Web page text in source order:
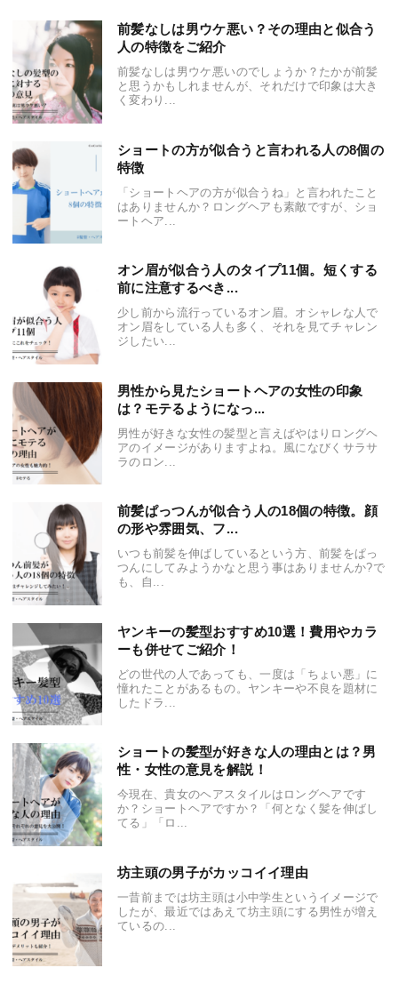
前髪なしは男ウケ悪い？その理由と似合う
人の特徴をご紹介
前髪なしは男ウケ悪いのでしょうか？たかが前髪
と思うかもしれませんが、それだけで印象は大き
く変わり...
ショートの方が似合うと言われる人の8個の
特徴
「ショートヘアの方が似合うね」と言われたこと
はありませんか？ロングヘアも素敵ですが、ショ
ートヘア...
オン眉が似合う人のタイプ11個。短くする
前に注意するべき...
少し前から流行っているオン眉。オシャレな人で
オン眉をしている人も多く、それを見てチャレン
ジしたい...
男性から見たショートヘアの女性の印象
は？モテるようになっ...
男性が好きな女性の髪型と言えばやはりロングヘ
アのイメージがありますよね。風になびくサラサ
ラのロン...
前髪ぱっつんが似合う人の18個の特徴。顔
の形や雰囲気、フ...
いつも前髪を伸ばしているという方、前髪をぱっ
つんにしてみようかなと思う事はありませんか?で
も、自...
ヤンキーの髪型おすすめ10選！費用やカラ
ーも併せてご紹介！
どの世代の人であっても、一度は「ちょい悪」に
憧れたことがあるもの。ヤンキーや不良を題材に
したドラ...
ショートの髪型が好きな人の理由とは？男
性・女性の意見を解説！
今現在、貴女のヘアスタイルはロングヘアです
か？ショートヘアですか？「何となく髪を伸ばし
てる」「ロ...
坊主頭の男子がカッコイイ理由
一昔前までは坊主頭は小中学生というイメージで
したが、最近ではあえて坊主頭にする男性が増え
ているの...